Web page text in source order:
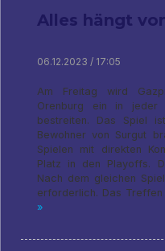
Alles hängt
06.12.2023 / 17:05
Am Freitag wird
Orenburg ein in jeder
bestreiten. Das Spiel
Bewohner von Surgut
Spielen mit direkten
Platz in den Playoffs.
Nach dem gleichen
erforderlich. Das
»